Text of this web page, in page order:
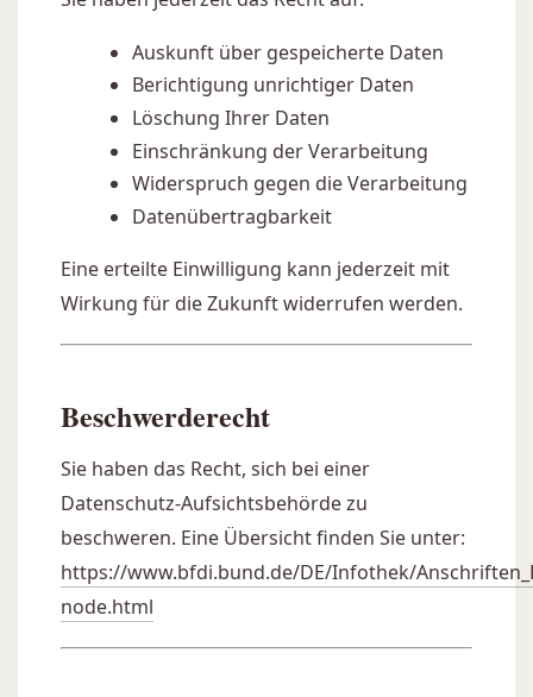
Auskunft über gespeicherte Daten
Berichtigung unrichtiger Daten
Löschung Ihrer Daten
Einschränkung der Verarbeitung
Widerspruch gegen die Verarbeitung
Datenübertragbarkeit
Eine erteilte Einwilligung kann jederzeit mit
Wirkung für die Zukunft widerrufen werden.
Beschwerderecht
Sie haben das Recht, sich bei einer
Datenschutz-Aufsichtsbehörde zu
beschweren. Eine Übersicht finden Sie unter:
https://www.bfdi.bund.de/DE/Infothek/
node.html